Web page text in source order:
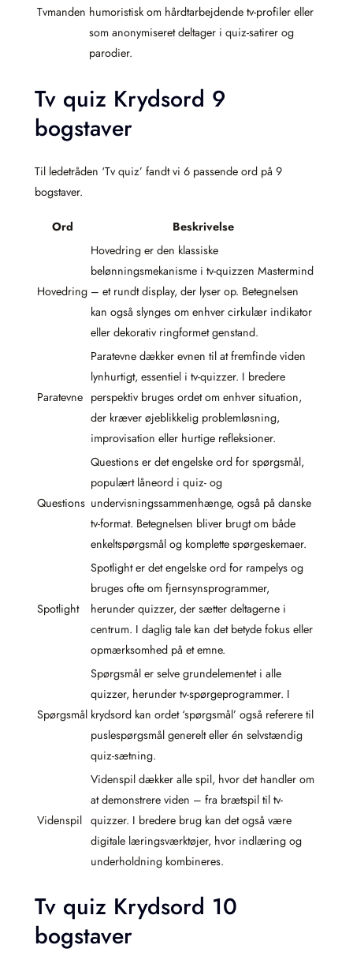
Tvmanden humoristisk om hårdtarbejdende tv-profiler eller
som anonymiseret deltager i quiz-satirer og
parodier.
Tv quiz Krydsord 9
bogstaver
Til ledetråden ‘Tv quiz’ fandt vi 6 passende ord på 9
bogstaver.
Ord Beskrivelse
Hovedring
Hovedring er den klassiske
belønningsmekanisme i tv-quizzen Mastermind
– et rundt display, der lyser op. Betegnelsen
kan også slynges om enhver cirkulær indikator
eller dekorativ ringformet genstand.
Paratevne
Paratevne dækker evnen til at fremfinde viden
lynhurtigt, essentiel i tv-quizzer. I bredere
perspektiv bruges ordet om enhver situation,
der kræver øjeblikkelig problemløsning,
improvisation eller hurtige refleksioner.
Questions
Questions er det engelske ord for spørgsmål,
populært låneord i quiz- og
undervisningssammenhænge, også på danske
tv-format. Betegnelsen bliver brugt om både
enkeltspørgsmål og komplette spørgeskemaer.
Spotlight
Spotlight er det engelske ord for rampelys og
bruges ofte om fjernsynsprogrammer,
herunder quizzer, der sætter deltagerne i
centrum. I daglig tale kan det betyde fokus eller
opmærksomhed på et emne.
Spørgsmål
Spørgsmål er selve grundelementet i alle
quizzer, herunder tv-spørgeprogrammer. I
krydsord kan ordet ‘spørgsmål’ også referere til
puslespørgsmål generelt eller én selvstændig
quiz-sætning.
Videnspil
Videnspil dækker alle spil, hvor det handler om
at demonstrere viden – fra brætspil til tv-
quizzer. I bredere brug kan det også være
digitale læringsværktøjer, hvor indlæring og
underholdning kombineres.
Tv quiz Krydsord 10
bogstaver